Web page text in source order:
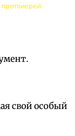
свой особый